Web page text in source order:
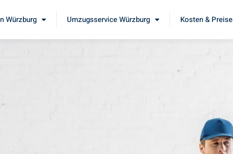
Würzburg Umzugsservice Würzburg Kosten & Preise